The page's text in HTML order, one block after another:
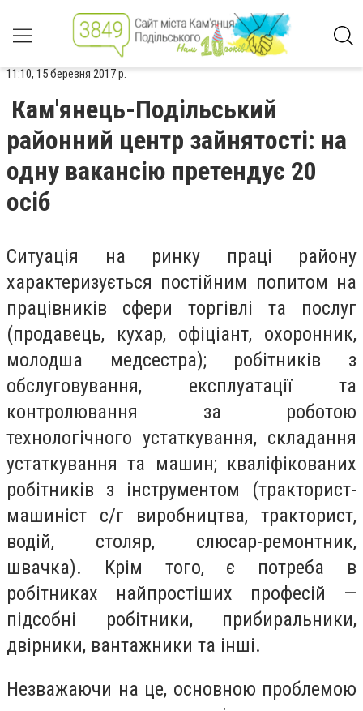
11:10, 15 березня 2017 р.
Кам'янець-Подільський
районний центр зайнятості: на
одну вакансію претендує 20
осіб
Ситуація на ринку праці району
характеризується постійним попитом на
працівників сфери торгівлі та послуг
(продавець, кухар, офіціант, охоронник,
молодша медсестра); робітників з
обслуговування, експлуатації та
контролювання за роботою
технологічного устаткування, складання
устаткування та машин; кваліфікованих
робітників з інструментом (тракторист-
машиніст с/г виробництва, тракторист,
водій, столяр, слюсар-ремонтник,
швачка). Крім того, є потреба в
робітниках найпростіших професій —
підсобні робітники, прибиральники,
двірники, вантажники та інші.
Незважаючи на це, основною проблемою